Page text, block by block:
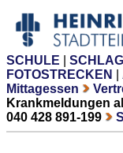
SCHULE
FOTOSTRECKEN
Mittagessen
Krankmeldungen
040 428 891-199